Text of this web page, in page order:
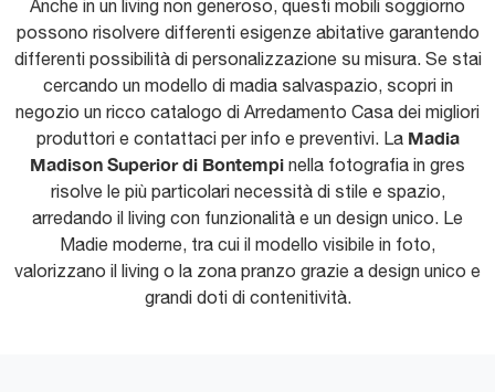
Anche in un living non generoso, questi mobili soggiorno
possono risolvere differenti esigenze abitative garantendo
differenti possibilità di personalizzazione su misura. Se stai
cercando un modello di madia salvaspazio, scopri in
negozio un ricco catalogo di Arredamento Casa dei migliori
produttori e contattaci per info e preventivi. La Madia
Madison Superior di Bontempi nella fotografia in gres
risolve le più particolari necessità di stile e spazio,
arredando il living con funzionalità e un design unico. Le
Madie moderne, tra cui il modello visibile in foto,
valorizzano il living o la zona pranzo grazie a design unico e
grandi doti di contenitività.